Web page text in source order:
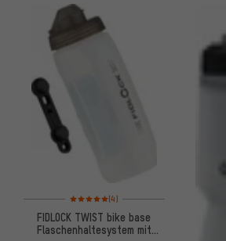
Bewertungen: 5 von 5 basierend auf 4
(4)
FIDLOCK TWIST bike base
Flaschenhaltesystem mit